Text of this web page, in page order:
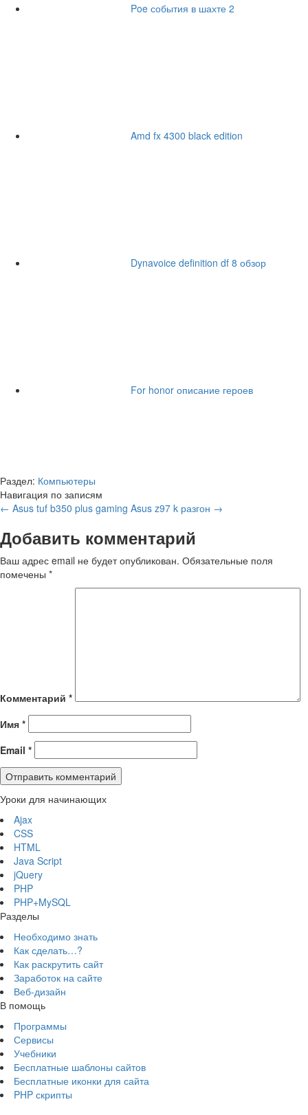
Poe события в шахте 2
Amd fx 4300 black edition
Dynavoice definition df 8 обзор
For honor описание героев
Раздел: Компьютеры
Навигация по записям
← Asus tuf b350 plus gaming Asus z97 k разгон →
Добавить комментарий
Ваш адрес email не будет опубликован. Обязательные поля
помечены *
Комментарий *
Имя *
Email *
Уроки для начинающих
Ajax
CSS
HTML
Java Script
jQuery
PHP
PHP+MySQL
Разделы
Необходимо знать
Как сделать…?
Как раскрутить сайт
Заработок на сайте
Веб-дизайн
В помощь
Программы
Сервисы
Учебники
Бесплатные шаблоны сайтов
Бесплатные иконки для сайта
PHP скрипты